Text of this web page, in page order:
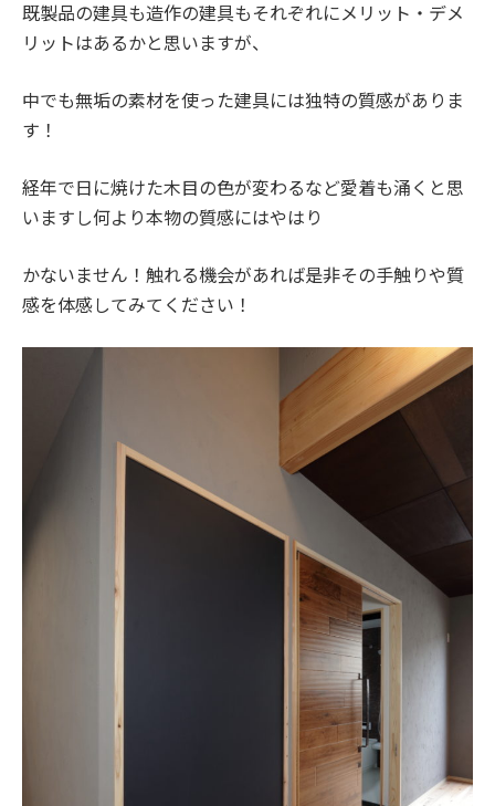
既製品の建具も造作の建具もそれぞれにメリット・デメ
リットはあるかと思いますが、
中でも無垢の素材を使った建具には独特の質感がありま
す！
経年で日に焼けた木目の色が変わるなど愛着も涌くと思
いますし何より本物の質感にはやはり
かないません！触れる機会があれば是非その手触りや質
感を体感してみてください！